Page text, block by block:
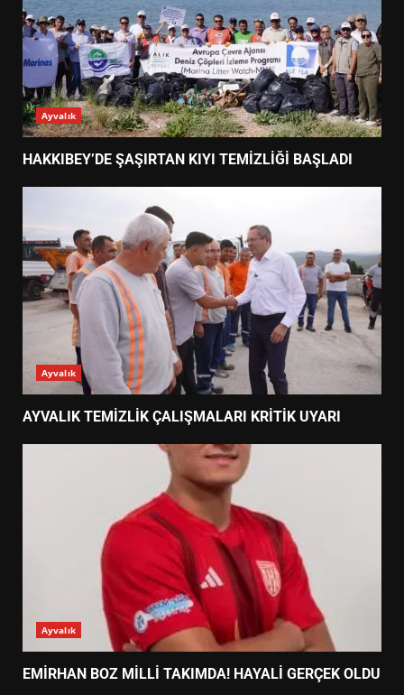
Ayvalık
HAKKIBEY’DE ŞAŞIRTAN KIYI TEMİZLİĞİ BAŞLADI
Ayvalık
AYVALIK TEMİZLİK ÇALIŞMALARI KRİTİK UYARI
Ayvalık
EMİRHAN BOZ MİLLİ TAKIMDA! HAYALİ GERÇEK OLDU